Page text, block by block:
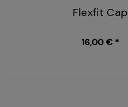
Flexfit Cap
16,00 € *